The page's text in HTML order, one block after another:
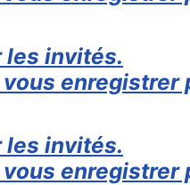
les invités.
enregistrer
les invités.
enregistrer